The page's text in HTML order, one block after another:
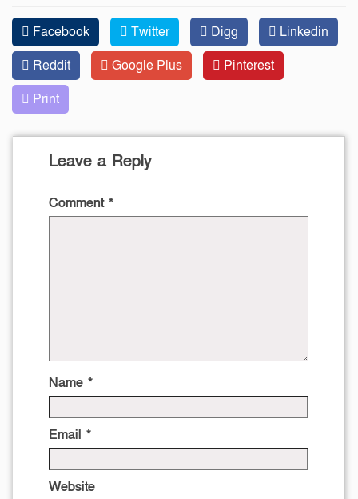
Facebook Twitter Digg
Linkedin
Reddit
Google Plus
Pinterest
Print
Leave a Reply
Comment *
Name *
Email *
Website